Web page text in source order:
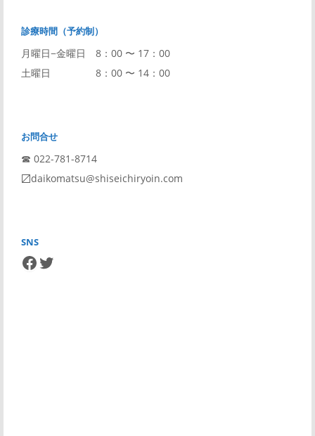
診療時間（予約制）
月曜日−金曜日 8：00 〜 17：00
土曜日 8：00 〜 14：00
お問合せ
☎︎ 022-781-8714
〼daikomatsu@shiseichiryoin.com
SNS